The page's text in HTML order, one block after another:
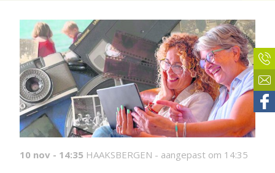
10 nov - 14:35 HAAKSBERGEN - aangepast om 14:35